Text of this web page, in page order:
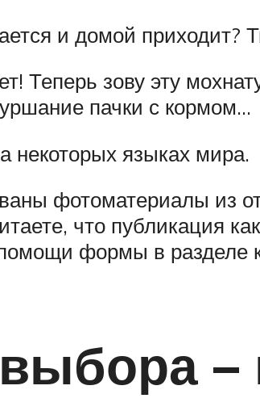
и домой приходит?
Теперь зову эту
пачки с кормом…
некоторых языках мира.
фотоматериалы из
что публикация
формы в разделе
–